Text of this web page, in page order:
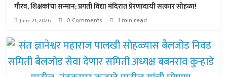
गौरव, शिक्षकांचा सन्मान; प्रगती विद्या मंदिरात प्रेरणादायी सत्कार सोहळा!
June 21, 2026 0 Comments 1 min read